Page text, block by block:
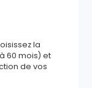
la
60 mois) et
de vos